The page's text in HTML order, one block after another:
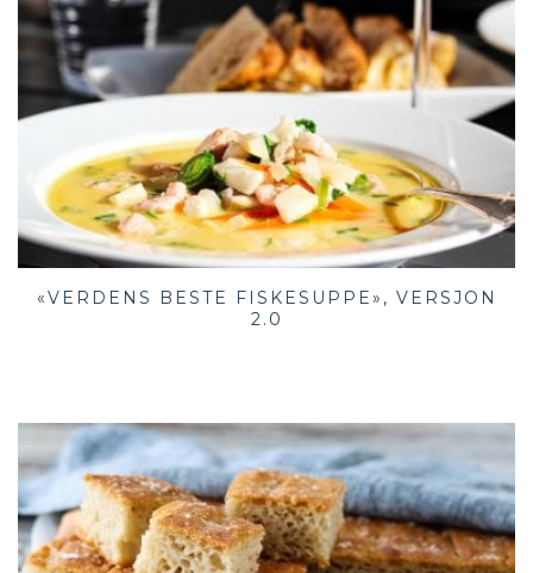
«VERDENS BESTE FISKESUPPE», VERSJON
2.0